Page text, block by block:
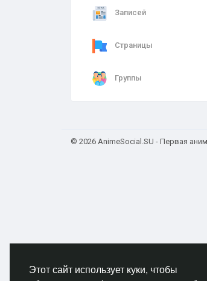
Этот сайт использует куки, чтобы
Записей
Страницы
Группы
© 2026 AnimeSocial.SU - Первая